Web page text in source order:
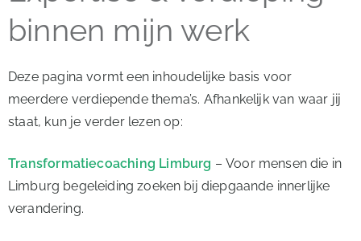
binnen mijn werk
Deze pagina vormt een inhoudelijke basis voor
meerdere verdiepende thema’s. Afhankelijk van waar jij
staat, kun je verder lezen op:
Transformatiecoaching Limburg –Voor mensen die in
Limburg begeleiding zoeken bij diepgaande innerlijke
verandering.